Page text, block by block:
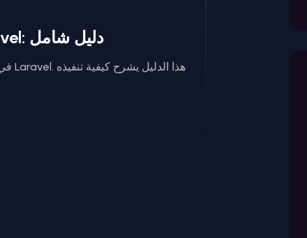
فهم نمط الـ Repository في Laravel: دليل شامل